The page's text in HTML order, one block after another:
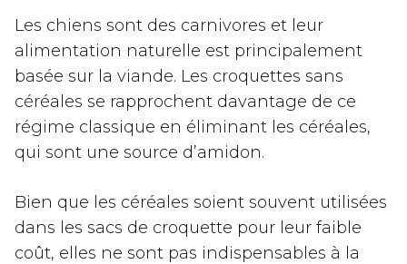
Les chiens sont des carnivores et leur
alimentation naturelle est principalement
basée sur la viande. Les croquettes sans
céréales se rapprochent davantage de ce
régime classique en éliminant les céréales,
qui sont une source d’amidon.
Bien que les céréales soient souvent utilisées
dans les sacs de croquette pour leur faible
coût, elles ne sont pas indispensables à la